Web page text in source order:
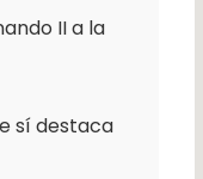
II a la
sí destaca